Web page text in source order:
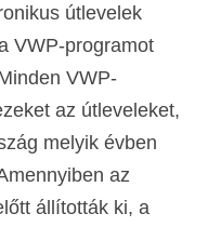
útlevelek
VWP-programot
VWP-
az útleveleket,
melyik évben
az
állították ki, a